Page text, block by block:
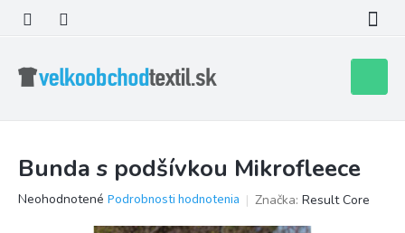
obsah
košík
Bunda s podšívkou Mikrofleece
Priemerné
Neohodnotené Podrobnosti hodnotenia Značka: Result Core